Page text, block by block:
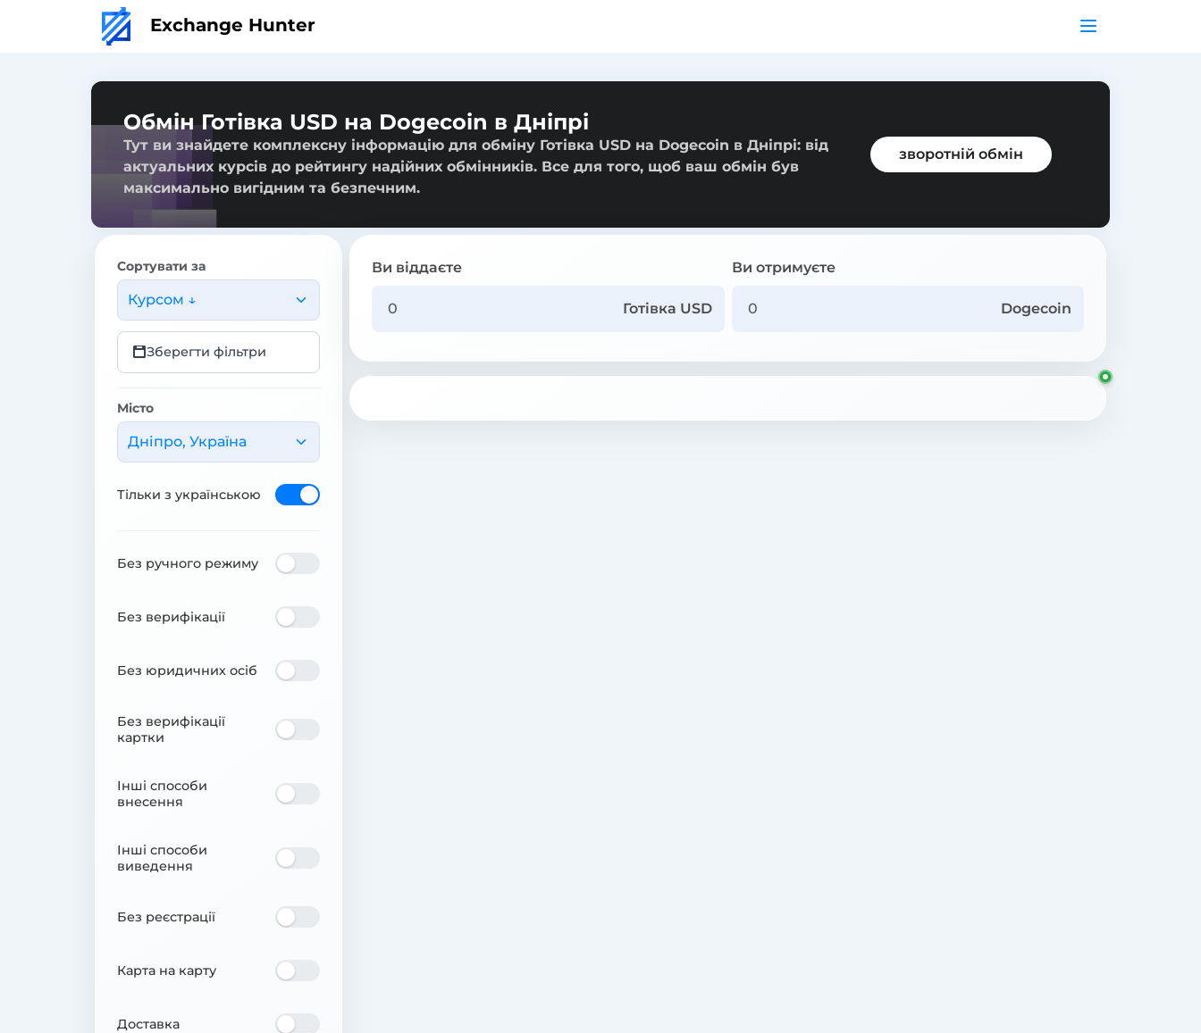
Exchange Hunter
Обмін Готівка USD на Dogecoin в Дніпрі
Тут ви знайдете комплексну інформацію для обміну Готівка USD на Dogecoin в Дніпрі: від
актуальних курсів до рейтингу надійних обмінників. Все для того, щоб ваш обмін був
максимально вигідним та безпечним.
зворотній обмін
Сортувати за
Курсом ↓
Зберегти фільтри
Місто
Дніпро, Україна
Тільки з українською
Без ручного режиму
Без верифікації
Без юридичних осіб
Без верифікації
картки
Інші способи
внесення
Інші способи
виведення
Без реєстрації
Карта на карту
Доставка
Ви віддаєте
Готівка USD
Ви отримуєте
Dogecoin